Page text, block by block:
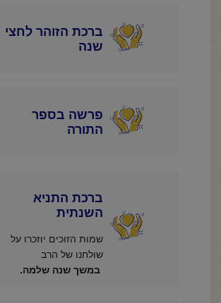
ברכת הזוהר לחצי
שנה
פרשה בספר
התורה
ברכת התניא
השנתית
שמות הזוכים יוזכרו על
שולחנו של הרב
במשך שנה שלמה.